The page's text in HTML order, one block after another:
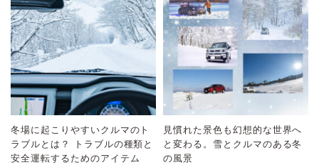
冬場に起こりやすいクルマのト
ラブルとは？ トラブルの種類と
安全運転するためのアイテム
見慣れた景色も幻想的な世界へ
と変わる。雪とクルマのある冬
の風景